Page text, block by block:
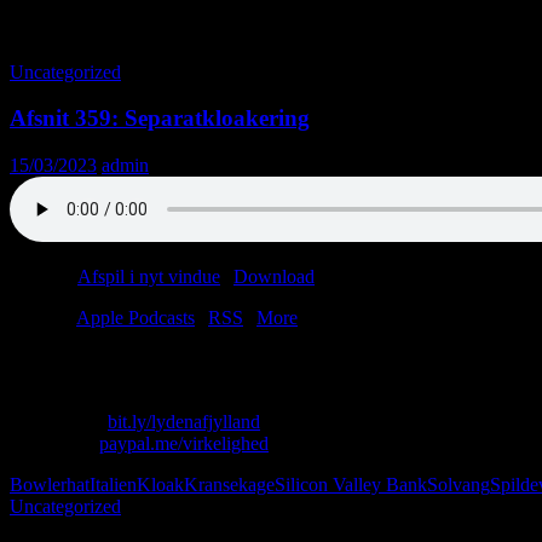
Uncategorized
Afsnit 359: Separatkloakering
15/03/2023 admin
Afspil i nyt vindue Download
Apple Podcasts RSS
More
bit.ly/lydenafjylland
paypal.me/virkelighed
BowlerhatItalienKloakKransekageSilicon Valley BankSolvang
Uncategorized